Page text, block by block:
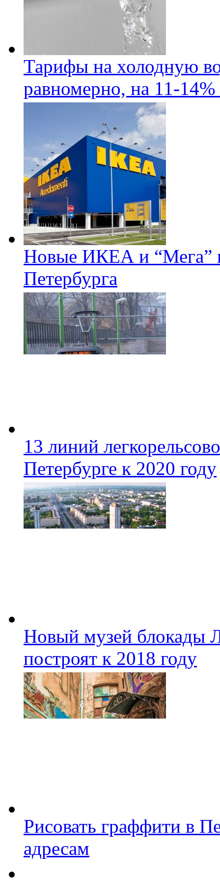
Тарифы на холодную
равномерно, на 11-14%
Новые ИКЕА и “Мега”
Петербурга
13 линий
Петербурге к 2020 году
Новый музей блокады
построят к 2018 году
Рисовать граффити в
адресам